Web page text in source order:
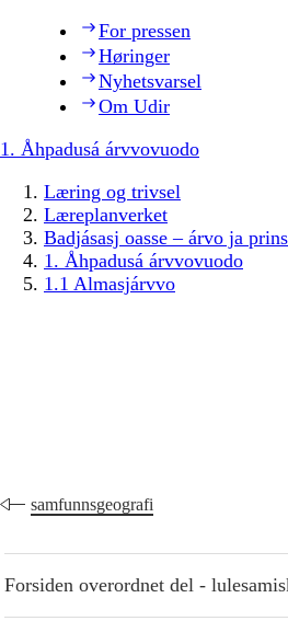
For pressen
Høringer
Nyhetsvarsel
Om Udir
1. Åhpadusá árvvovuodo
Læring og trivsel
Læreplanverket
Badjásasj oasse – árvo ja
1. Åhpadusá árvvovuodo
1.1 Almasjárvvo
samfunnsgeografi
Forsiden overordnet del -